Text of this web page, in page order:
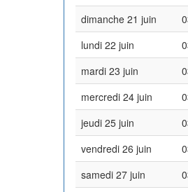
dimanche 21 juin
lundi 22 juin
mardi 23 juin
mercredi 24 juin
jeudi 25 juin
vendredi 26 juin
samedi 27 juin